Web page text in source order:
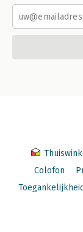
Colofon